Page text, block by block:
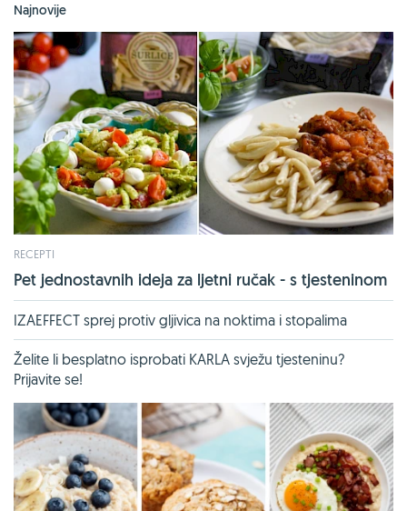
Najnovije
RECEPTI
Pet jednostavnih ideja za ljetni ručak - s tjesteninom
IZAEFFECT sprej protiv gljivica na noktima i stopalima
Želite li besplatno isprobati KARLA svježu tjesteninu?
Prijavite se!